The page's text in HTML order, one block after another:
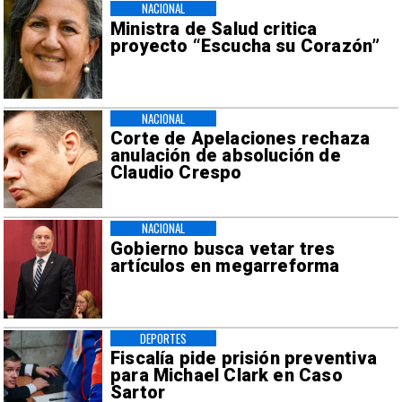
Ministra de Salud critica
proyecto “Escucha su Corazón”
NACIONAL
Corte de Apelaciones rechaza
anulación de absolución de
Claudio Crespo
NACIONAL
Gobierno busca vetar tres
artículos en megarreforma
NACIONAL
Fiscalía pide prisión preventiva
para Michael Clark en Caso
Sartor
DEPORTES